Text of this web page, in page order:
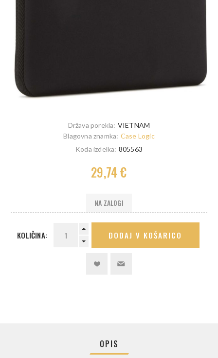
Država porekla: VIETNAM
Blagovna znamka: Case Logic
Koda izdelka: 805563
29,74 €
NA ZALOGI
KOLIČINA: DODAJ V KOŠARICO
OPIS